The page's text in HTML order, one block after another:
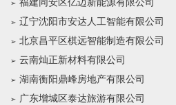
福建同安区亿迈新能源有限公司
辽宁沈阳市安达人工智能有限公司
北京昌平区棋远智能制造有限公司
云南灿正新材料有限公司
湖南衡阳鼎峰房地产有限公司
广东增城区泰达旅游有限公司